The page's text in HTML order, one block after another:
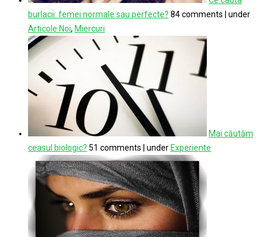
burlacii: femei normale sau perfecte? 84 comments
under
Articole Noi, Miercuri
Mai căutăm
ceasul biologic? 51 comments under Experiente